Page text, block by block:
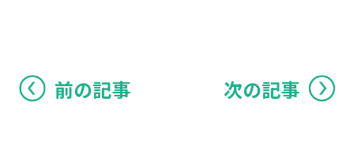
前の記事 次の記事